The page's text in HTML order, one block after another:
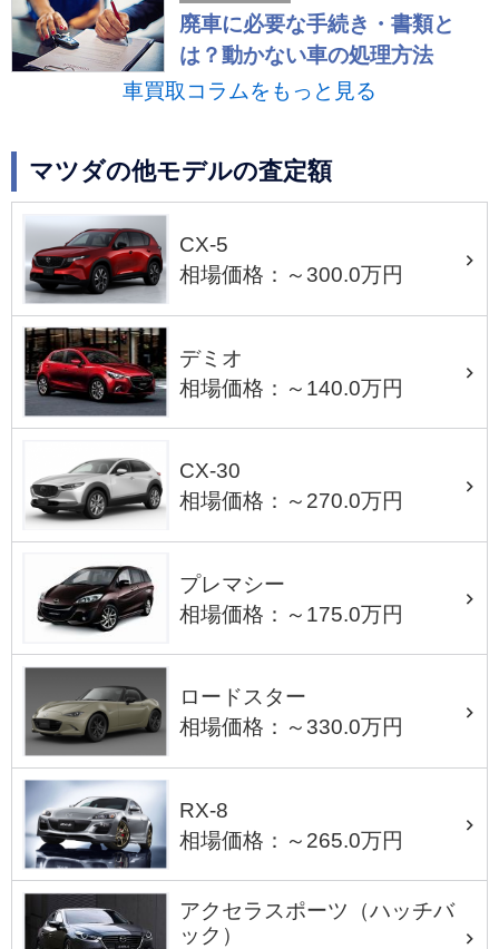
廃車に必要な手続き・書類と
は？動かない車の処理方法
車買取コラムをもっと見る
マツダの他モデルの査定額
CX-5
相場価格：～300.0万円
デミオ
相場価格：～140.0万円
CX-30
相場価格：～270.0万円
プレマシー
相場価格：～175.0万円
ロードスター
相場価格：～330.0万円
RX-8
相場価格：～265.0万円
アクセラスポーツ（ハッチバ
ック）